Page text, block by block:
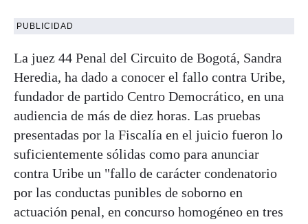
PUBLICIDAD
La juez 44 Penal del Circuito de Bogotá, Sandra
Heredia, ha dado a conocer el fallo contra Uribe,
fundador de partido Centro Democrático, en una
audiencia de más de diez horas. Las pruebas
presentadas por la Fiscalía en el juicio fueron lo
suficientemente sólidas como para anunciar
contra Uribe un "fallo de carácter condenatorio
por las conductas punibles de soborno en
actuación penal, en concurso homogéneo en tres